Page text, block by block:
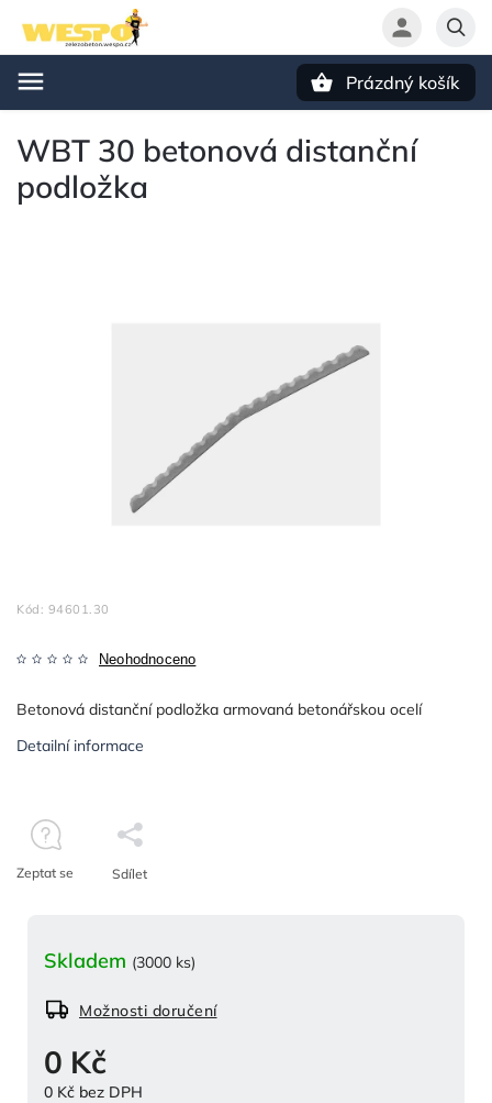
Prázdný košík
WBT 30 betonová distanční
podložka
Kód: 94601.30
Neohodnoceno
0 Kč
0 Kč bez DPH
Skladem (3000 ks)
Možnosti doručení
Betonová distanční podložka armovaná betonářskou ocelí
Detailní informace
Zeptat se Sdílet